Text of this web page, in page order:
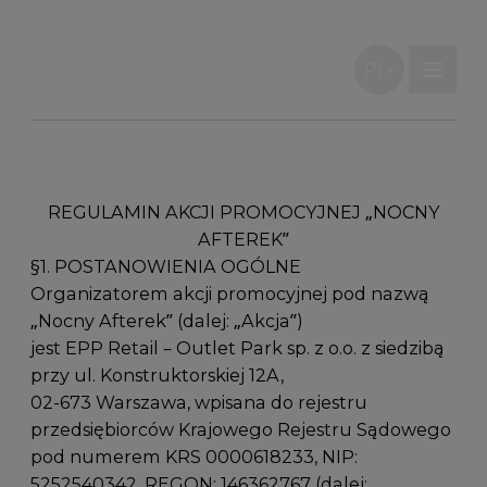
REGULAMIN AKCJI PROMOCYJNEJ „NOCNY
AFTEREK”
§1. POSTANOWIENIA OGÓLNE
Organizatorem akcji promocyjnej pod nazwą
„Nocny Afterek” (dalej: „Akcja”)
jest EPP Retail – Outlet Park sp. z o.o. z siedzibą
przy ul. Konstruktorskiej 12A,
02-673 Warszawa, wpisana do rejestru
przedsiębiorców Krajowego Rejestru Sądowego
pod numerem KRS 0000618233, NIP: